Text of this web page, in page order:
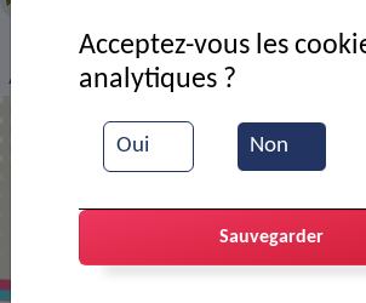
> VIE MUNICIPALE > Ressources
Affiche chasse aux déchets - Semaine verte
Affiche chasse aux
verte 2025
Oui Non
Acceptez-vous les
analytiques ?
Sauvegarder